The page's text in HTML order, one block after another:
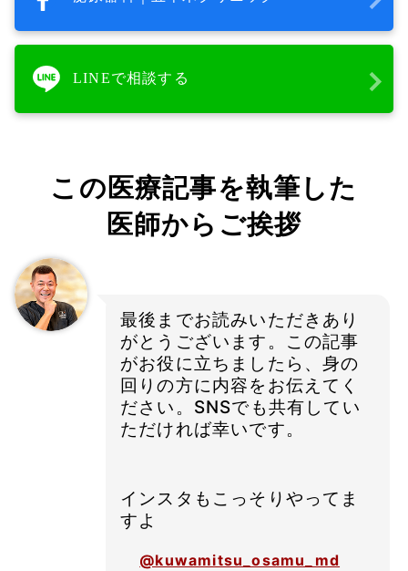
LINEで相談する
この医療記事を執筆した
医師からご挨拶
最後までお読みいただきあり
がとうございます。この記事
がお役に立ちましたら、身の
回りの方に内容をお伝えてく
ださい。SNSでも共有してい
ただければ幸いです。
インスタもこっそりやってま
すよ
@kuwamitsu_osamu_md